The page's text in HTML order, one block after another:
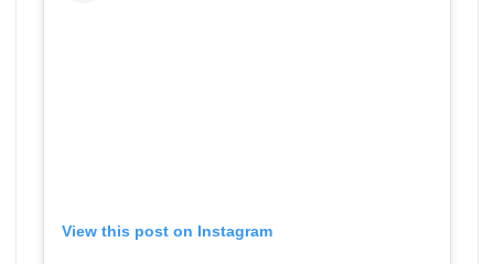
View this post on Instagram